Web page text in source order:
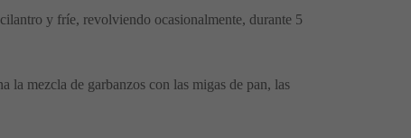
y fríe, revolviendo ocasionalmente, durante 5
la mezcla de garbanzos con las migas de pan, las